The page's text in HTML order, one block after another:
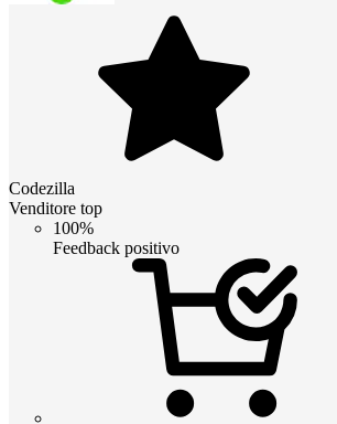
Codezilla
Venditore top
100%
Feedback positivo